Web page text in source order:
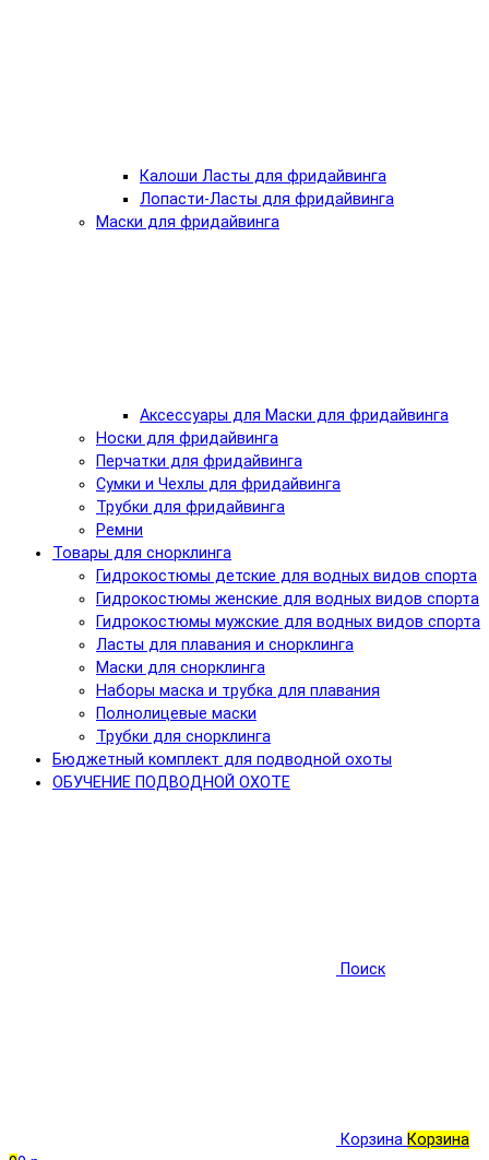
Калоши Ласты для фридайвинга
Лопасти-Ласты для фридайвинга
Маски для фридайвинга
Аксессуары для Маски для фридайвинга
Носки для фридайвинга
Перчатки для фридайвинга
Сумки и Чехлы для фридайвинга
Трубки для фридайвинга
Ремни
Товары для снорклинга
Гидрокостюмы детские для водных видов спорта
Гидрокостюмы женские для водных видов спорта
Гидрокостюмы мужские для водных видов спорта
Ласты для плавания и снорклинга
Маски для снорклинга
Наборы маска и трубка для плавания
Полнолицевые маски
Трубки для снорклинга
Бюджетный комплект для подводной охоты
ОБУЧЕНИЕ ПОДВОДНОЙ ОХОТЕ
Поиск
Корзина Корзина